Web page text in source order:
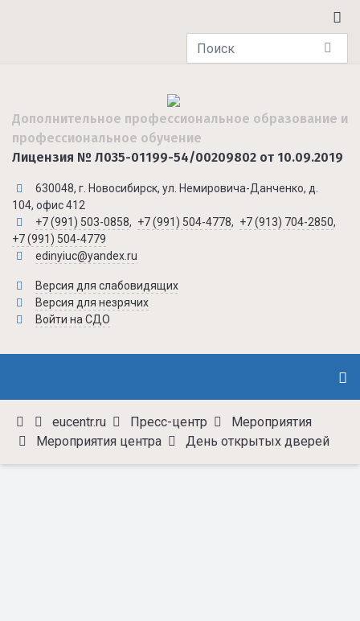
Дополнительное профессиональное образование и
профессиональное обучение
Лицензия № Л035-01199-54/00209802 от 10.09.2019
630048, г. Новосибирск, ул. Немировича-Данченко, д.
104, офис 412
+7 (991) 503-0858, +7 (991) 504-4778, +7 (913) 704-2850,
+7 (991) 504-4779
edinyiuc@yandex.ru
Версия для слабовидящих
Версия для незрячих
Войти на СДО
eucentr.ru Пресс-центр
Мероприятия
Мероприятия центра
День открытых дверей